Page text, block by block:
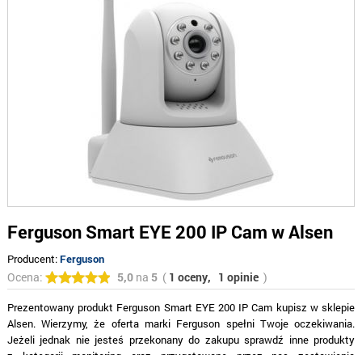
Ferguson Smart EYE 200 IP Cam w Alsen
Producent:Ferguson
Ocena: 5,0na 5( 1 oceny, 1 opinie )
Prezentowany produkt Ferguson Smart EYE 200 IP Cam kupisz w sklepie
Alsen. Wierzymy, że oferta marki Ferguson spełni Twoje oczekiwania.
Jeżeli jednak nie jesteś przekonany do zakupu sprawdź inne produkty